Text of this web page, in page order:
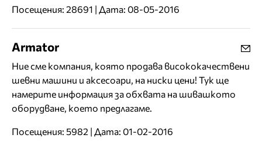
Посещения: 28691 | Дата: 08-05-2016
Аrmator
Ние сме компания, която продава висококачествени
шевни машини и аксесоари, на ниски цени! Тук ще
намерите информация за обхвата на шивашкото
оборудване, което предлагаме.
Посещения: 5982 | Дата: 01-02-2016